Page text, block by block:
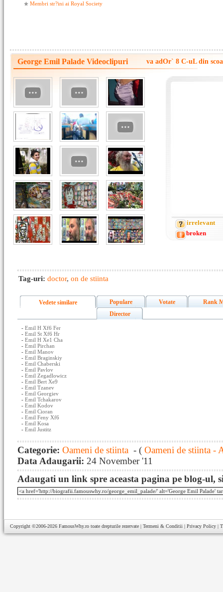
Membri str?ini ai Royal Society
George Emil Palade Videoclipuri va adOr` 8 C-uL din
irrelevant
broken
Tag-uri: doctor, on de stiinta
Vedete similare Populare Votate
Rank
Director
- Emil H Xf6 Fer
- Emil St Xf6 Hr
- Emil H Xe1 Cha
- Emil Pirchan
- Emil Manov
- Emil Braginskiy
- Emil Chaberski
- Emil Pavlov
- Emil Zegadlowicz
- Emil Bert Xe9
- Emil Tzanev
- Emil Georgiev
- Emil Tchakarov
- Emil Kodov
- Emil Cioran
- Emil Feny Xf6
- Emil Kosa
- Emil Justitz
Categorie: Oameni de stiinta - ( Oameni de stiinta -
Data Adaugarii: 24 November '11
Adaugati un link spre aceasta pagina pe blog-ul,
Copyright ©2006-2026 FamousWhy.ro toate drepturile rezervate | Termeni & Conditii | Privacy Policy |